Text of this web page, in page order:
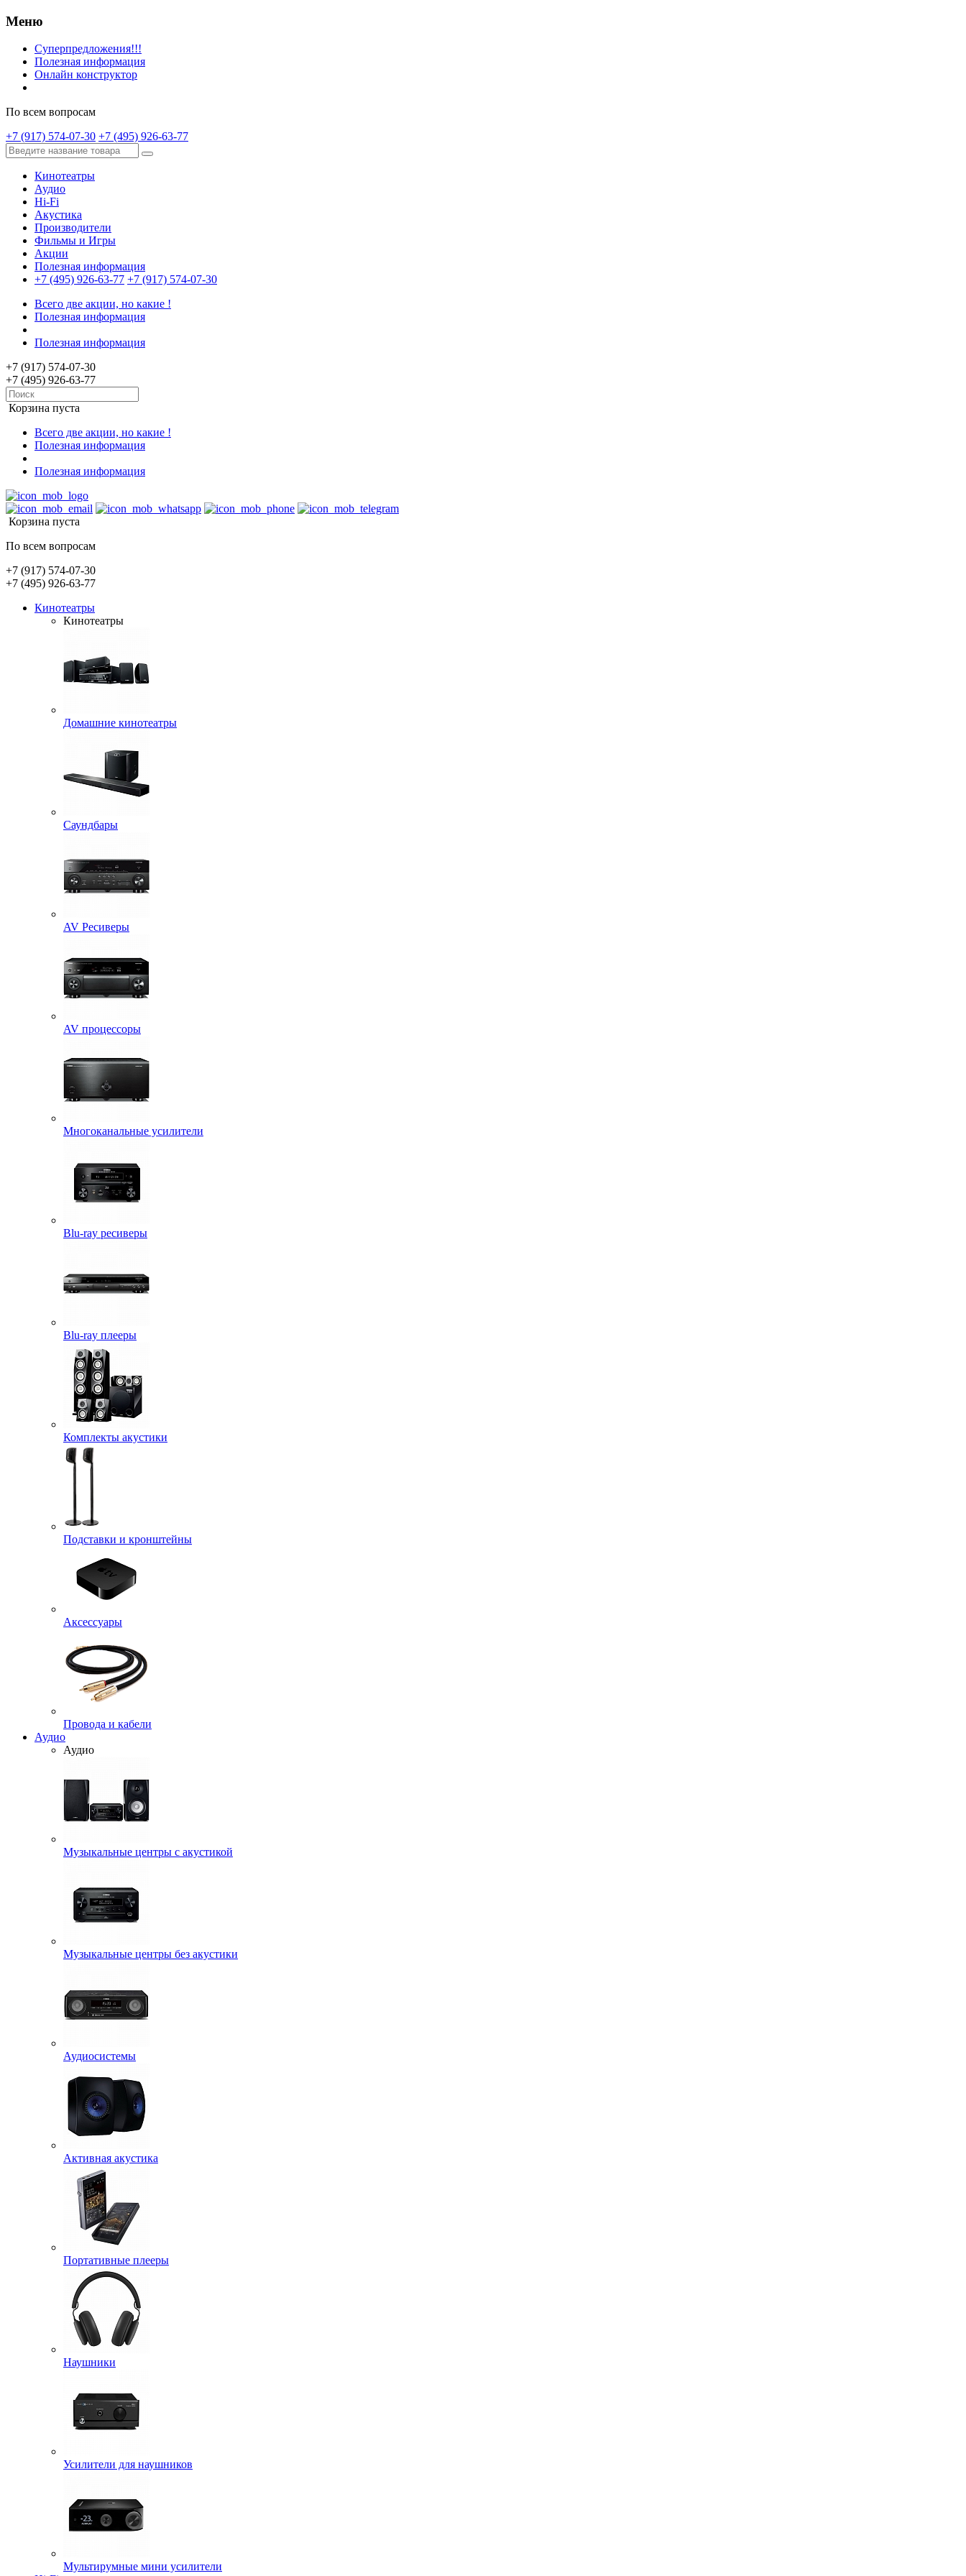
Меню
Суперпредложения!!!
Полезная информация
Онлайн конструктор
По всем вопросам
+7 (917) 574-07-30 +7 (495) 926-63-77
Кинотеатры
Аудио
Hi-Fi
Акустика
Производители
Фильмы и Игры
Акции
Полезная информация
+7 (495) 926-63-77 +7 (917) 574-07-30
Всего две акции, но какие !
Полезная информация
Полезная информация
+7 (917) 574-07-30
+7 (495) 926-63-77
Корзина пуста
Всего две акции, но какие !
Полезная информация
Полезная информация
Корзина пуста
По всем вопросам
+7 (917) 574-07-30
+7 (495) 926-63-77
Кинотеатры
Кинотеатры
Домашние кинотеатры
Саундбары
AV Ресиверы
AV процессоры
Многоканальные усилители
Blu-ray ресиверы
Blu-ray плееры
Комплекты акустики
Подставки и кронштейны
Аксессуары
Провода и кабели
Аудио
Аудио
Музыкальные центры с акустикой
Музыкальные центры без акустики
Аудиосистемы
Активная акустика
Портативные плееры
Наушники
Усилители для наушников
Мультирумные мини усилители